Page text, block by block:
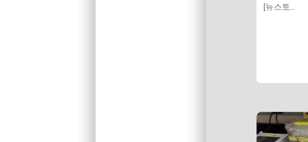
[뉴스토..